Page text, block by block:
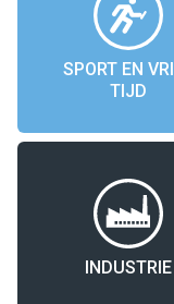
SPORT EN
TIJD
INDUSTRIE